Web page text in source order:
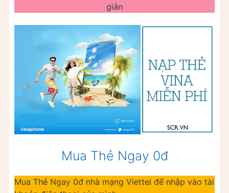
giản
Mua Thẻ Ngay 0đ
Mua Thẻ Ngay 0đ nhà mạng Viettel để nhập vào tài